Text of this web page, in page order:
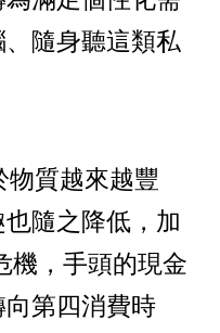
隨身聽這類私
質越來越豐
隨之降低，加
機，手頭的現金
第四消費時